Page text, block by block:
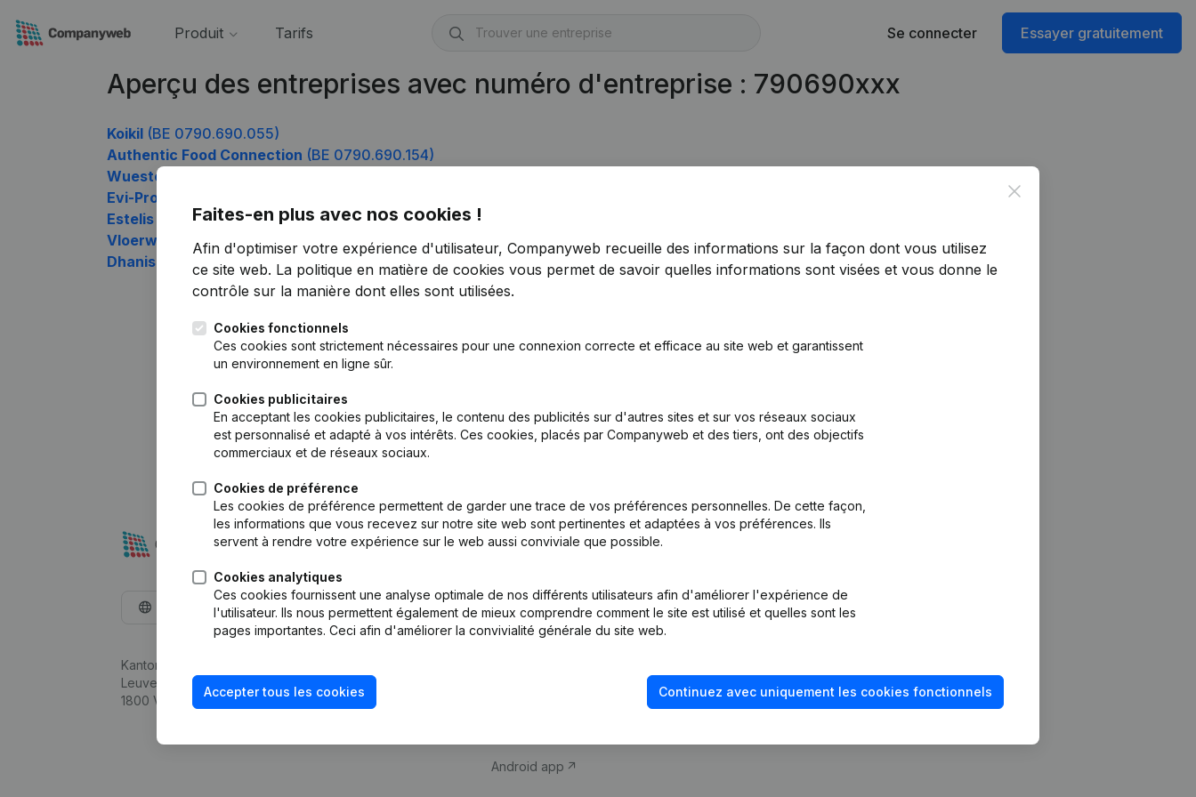
Produit Tarifs Se connecter Essayer gratuitement
Aperçu des entreprises avec numéro d'entreprise : 790690xxx
Koikil (BE 0790.690.055)
Authentic Food Connection (BE 0790.690.154)
Wuestenbergs Kinesitherapie
Evi-Project
Estelis Care (BE 0790.690.649)
Vloerwerken Kevin Decavel
(BE 0790.690.847)
Dhanis (BE 0790.690.946)
Close
Faites-en plus avec nos cookies !
Afin d'optimiser votre expérience d'utilisateur, Companyweb recueille des informations sur la façon dont vous utilisez
ce site web. La politique en matière de cookies vous permet de savoir quelles informations sont visées et vous donne le
contrôle sur la manière dont elles sont utilisées.
Cookies fonctionnels
Ces cookies sont strictement nécessaires pour une connexion correcte et efficace au site web et garantissent
un environnement en ligne sûr.
Cookies publicitaires
En acceptant les cookies publicitaires, le contenu des publicités sur d'autres sites et sur vos réseaux sociaux
est personnalisé et adapté à vos intérêts. Ces cookies, placés par Companyweb et des tiers, ont des objectifs
commerciaux et de réseaux sociaux.
Cookies de préférence
Les cookies de préférence permettent de garder une trace de vos préférences personnelles. De cette façon,
les informations que vous recevez sur notre site web sont pertinentes et adaptées à vos préférences. Ils
servent à rendre votre expérience sur le web aussi conviviale que possible.
Cookies analytiques
Ces cookies fournissent une analyse optimale de nos différents utilisateurs afin d'améliorer l'expérience de
l'utilisateur. Ils nous permettent également de mieux comprendre comment le site est utilisé et quelles sont les
pages importantes. Ceci afin d'améliorer la convivialité générale du site web.
Accepter tous les cookies Continuez avec uniquement les cookies fonctionnels
Français
Kantorenpark Everest
Leuvensesteenweg 248D,
1800 Vilvoorde
Produit
d’entreprise
Monitoring
Android app
fraude
Consulter des comptes annuels
Vérification de la solvabilité